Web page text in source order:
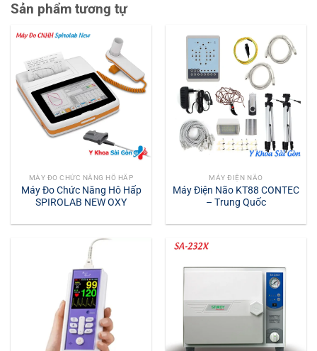
Sản phẩm tương tự
MÁY ĐO CHỨC NĂNG HÔ HẤP
Máy Đo Chức Năng Hô Hấp
SPIROLAB NEW OXY
MÁY ĐIỆN NÃO
Máy Điện Não KT88 CONTEC
– Trung Quốc